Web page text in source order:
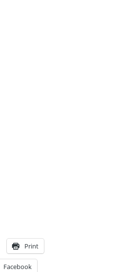
Print
Facebook